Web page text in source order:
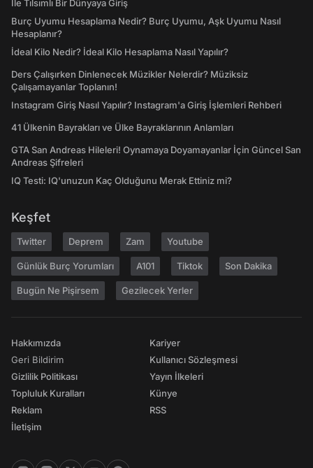
İle Tılsımlı Bir Dünyaya Giriş
Burç Uyumu Hesaplama Nedir? Burç Uyumu, Aşk Uyumu Nasıl
Hesaplanır?
İdeal Kilo Nedir? İdeal Kilo Hesaplama Nasıl Yapılır?
Ders Çalışırken Dinlenecek Müzikler Nelerdir? Müziksiz
Çalışamayanlar Toplanın!
Instagram Giriş Nasıl Yapılır? Instagram'a Giriş İşlemleri Rehberi
41 Ülkenin Bayrakları ve Ülke Bayraklarının Anlamları
GTA San Andreas Hileleri! Oynamaya Doyamayanlar İçin Güncel San
Andreas Şifreleri
IQ Testi: IQ'unuzun Kaç Olduğunu Merak Ettiniz mi?
Keşfet
Twitter Deprem Zam Youtube
Günlük Burç Yorumları A101 Tiktok Son Dakika
Bugün Ne Pişirsem Gezilecek Yerler
Hakkımızda
Geri Bildirim
Gizlilik Politikası
Topluluk Kuralları
Reklam
İletişim
Kariyer
Kullanıcı Sözleşmesi
Yayın İlkeleri
Künye
RSS